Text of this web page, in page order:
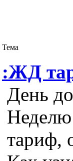
Тема
:ЖД
День
Неделю
тариф,